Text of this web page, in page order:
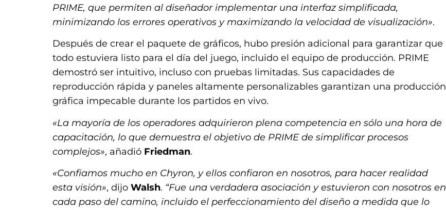
PRIME, que permiten al diseñador implementar una interfaz simplificada,
minimizando los errores operativos y maximizando la velocidad de visualización».
Después de crear el paquete de gráficos, hubo presión adicional para garantizar que
todo estuviera listo para el día del juego, incluido el equipo de producción. PRIME
demostró ser intuitivo, incluso con pruebas limitadas. Sus capacidades de
reproducción rápida y paneles altamente personalizables garantizan una producción
gráfica impecable durante los partidos en vivo.
«La mayoría de los operadores adquirieron plena competencia en sólo una hora de
capacitación, lo que demuestra el objetivo de PRIME de simplificar procesos
complejos», añadió Friedman.
«Confiamos mucho en Chyron, y ellos confiaron en nosotros, para hacer realidad
esta visión», dijo Walsh. “Fue una verdadera asociación y estuvieron con nosotros en
cada paso del camino, incluido el perfeccionamiento del diseño a medida que lo